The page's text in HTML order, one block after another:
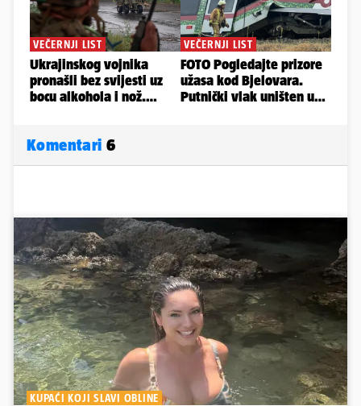
Komentari 6
KUPAĆI KOJI SLAVI OBLINE